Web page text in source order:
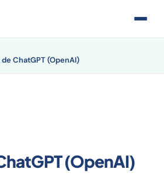
ChatGPT (OpenAI)
(OpenAI)